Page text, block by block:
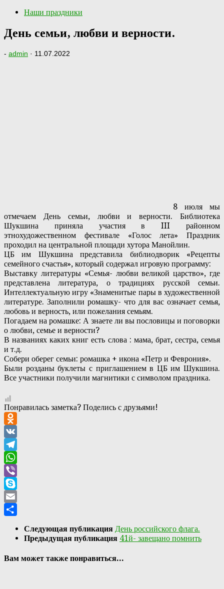
Наши праздники
День семьи, любви и верности.
- admin · 11.07.2022
8 июля мы
отмечаем День семьи, любви и верности. Библиотека
Шукшина приняла участия в III районном
этнохудожественном фестивале «Голос лета» Праздник
проходил на центральной площади хутора Манойлин.
ЦБ им Шукшина представила библиодворик «Рецепты
семейного счастья», который содержал игровую программу:
Выставку литературы «Семья- любви великой царство», где
представлена литература, о традициях русской семьи.
Интеллектуальную игру «Знаменитые пары в художественной
литературе. Заполнили ромашку- что для вас означает семья,
любовь и верность, или пожелания семьям.
Погадаем на ромашке: А знаете ли вы пословицы и поговорки
о любви, семье и верности?
В названиях каких книг есть слова : мама, брат, сестра, семья
и т.д.
Собери оберег семьи: ромашка + икона «Петр и Феврония».
Были розданы буклеты с приглашением в ЦБ им Шукшина.
Все участники получили магнитики с символом праздника.
Понравилась заметка? Поделись с друзьями!
Odnoklassniki
VK
Telegram
WhatsApp
Viber
Skype
Email
Следующая публикация День российского флага.
Предыдущая публикация 41й- завещано помнить
Вам может также понравиться...